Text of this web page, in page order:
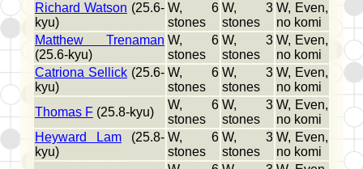
Richard Watson (25.6-
kyu)
W, 6
stones
W, 3
stones
W, Even,
no komi
Matthew Trenaman
(25.6-kyu)
W, 6
stones
W, 3
stones
W, Even,
no komi
Catriona Sellick (25.6-
kyu)
W, 6
stones
W, 3
stones
W, Even,
no komi
Thomas F (25.8-kyu)
W, 6
stones
W, 3
stones
W, Even,
no komi
Heyward Lam (25.8-
kyu)
W, 6
stones
W, 3
stones
W, Even,
no komi